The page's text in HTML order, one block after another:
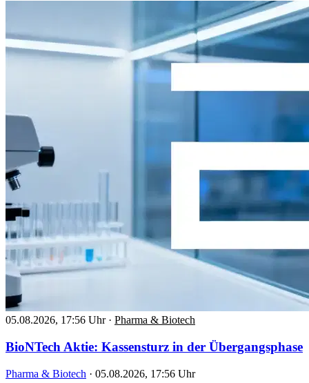
05.08.2026, 17:56 Uhr · Pharma & Biotech
BioNTech Aktie: Kassensturz in der Übergangsphase
Pharma & Biotech · 05.08.2026, 17:56 Uhr